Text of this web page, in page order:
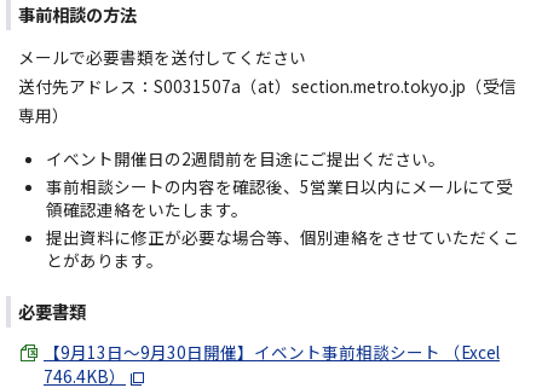
事前相談の方法
メールで必要書類を送付してください
送付先アドレス：S0031507a（at）section.metro.tokyo.jp（受信
専用）
イベント開催日の2週間前を目途にご提出ください。
事前相談シートの内容を確認後、5営業日以内にメールにて受
領確認連絡をいたします。
提出資料に修正が必要な場合等、個別連絡をさせていただくこ
とがあります。
必要書類
【9月13日～9月30日開催】イベント事前相談シート （Excel
746.4KB）